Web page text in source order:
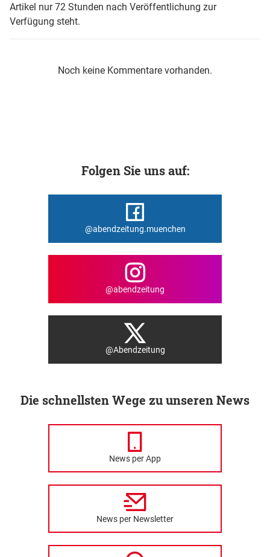
Artikel nur 72 Stunden nach Veröffentlichung zur
Verfügung steht.
Noch keine Kommentare vorhanden.
Folgen Sie uns auf:
@abendzeitung.muenchen
@abendzeitung
@Abendzeitung
Die schnellsten Wege zu unseren News
News per App
News per Newsletter